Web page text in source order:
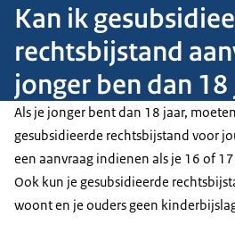
Kan ik
rechtsbijstand
jonger ben dan 18
Als je jonger bent dan 18 jaar,
gesubsidieerde rechtsbijstand voor
een aanvraag indienen als je 16 of
Ook kun je gesubsidieerde
woont en je ouders geen